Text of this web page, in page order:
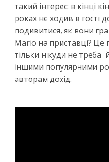
такий інтерес: в кінці
роках не ходив в гості
подивитися, як вони
Mario на приставці? Це
тільки нікуди не треба
іншими популярними
авторам дохід.